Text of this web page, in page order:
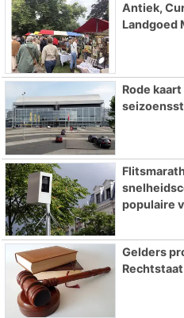
Antiek,
Landgoed
Rode
populaire
Gelders
Rechtstaat